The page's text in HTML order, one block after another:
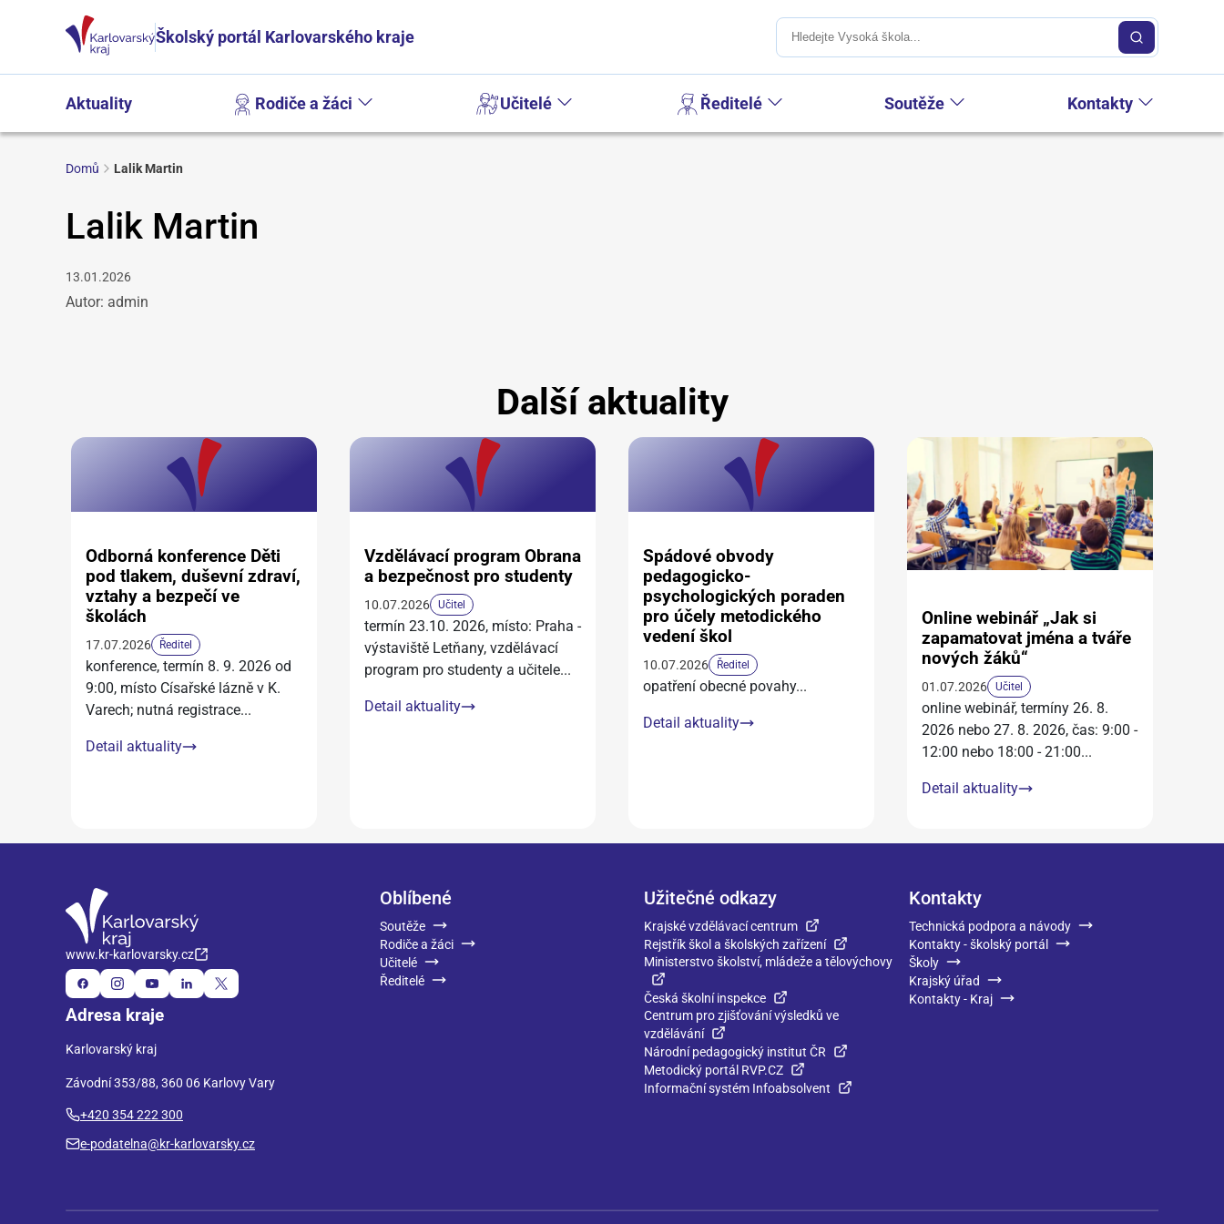
Školský portál Karlovarského kraje
Aktuality Rodiče a žáci Učitelé Ředitelé Soutěže Kontakty
Domů Lalik Martin
Lalik Martin
13.01.2026
Autor: admin
Další aktuality
Odborná konference Děti
pod tlakem, duševní zdraví,
vztahy a bezpečí ve
školách
17.07.2026 Ředitel
konference, termín 8. 9. 2026 od
9:00, místo Císařské lázně v K.
Varech; nutná registrace...
Detail aktuality
Vzdělávací program Obrana
a bezpečnost pro studenty
10.07.2026 Učitel
termín 23.10. 2026, místo: Praha -
výstaviště Letňany, vzdělávací
program pro studenty a učitele...
Detail aktuality
Spádové obvody
pedagogicko-
psychologických poraden
pro účely metodického
vedení škol
10.07.2026 Ředitel
opatření obecné povahy...
Detail aktuality
Online webinář „Jak si
zapamatovat jména a tváře
nových žáků“
01.07.2026 Učitel
online webinář, termíny 26. 8.
2026 nebo 27. 8. 2026, čas: 9:00 -
12:00 nebo 18:00 - 21:00...
Detail aktuality
www.kr-karlovarsky.cz
Adresa kraje
Karlovarský kraj
Závodní 353/88, 360 06 Karlovy Vary
+420 354 222 300
e-podatelna@kr-karlovarsky.cz
Oblíbené
Soutěže
Rodiče a žáci
Učitelé
Ředitelé
Užitečné odkazy
Krajské vzdělávací centrum
Rejstřík škol a školských zařízení
Ministerstvo školství, mládeže a tělovýchovy
Česká školní inspekce
Centrum pro zjišťování výsledků ve
vzdělávání
Národní pedagogický institut ČR
Metodický portál RVP.CZ
Informační systém Infoabsolvent
Kontakty
Technická podpora a návody
Kontakty - školský portál
Školy
Krajský úřad
Kontakty - Kraj